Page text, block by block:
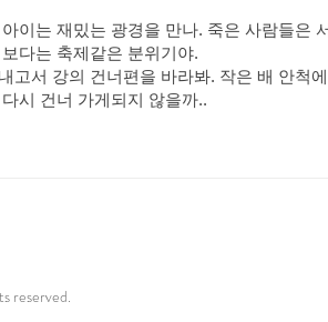
이는 재밌는 광경을 만나. 죽은 사람들은
다는 축제같은 분위기야.
고서 강의 건너편을 바라봐. 작은 배 안척
시 건너 가게되지 않을까..
reserved.